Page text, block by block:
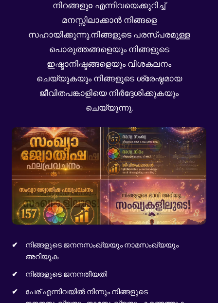
നിറങ്ങളുo എന്നിവയെക്കുറിച്ച്
മനസ്സിലാക്കാൻ നിങ്ങളെ
സഹായിക്കുന്നു.നിങ്ങളുടെ പരസ്പരമുള്ള
പൊരുത്തങ്ങളെയും നിങ്ങളുടെ
ഇഷ്ടാനിഷ്ടങ്ങളെയും വിശകലനം
ചെയ്യുകയും നിങ്ങളുടെ ശ്രേഷ്ഠമായ
ജീവിതപങ്കാളിയെ നിര്‍ദ്ദേശിക്കുകയും
ചെയ്യുന്നു.
നിങ്ങളുടെ ജനനസംഖ്യയും നാമസംഖ്യയും
അറിയുക
നിങ്ങളുടെ ജനനതീയതി
പേര് എന്നിവയിൽ നിന്നും നിങ്ങളുടെ